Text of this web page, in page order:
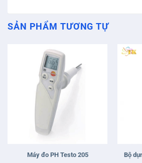
SẢN PHẨM TƯƠNG TỰ
Máy đo PH Testo 205 Bộ